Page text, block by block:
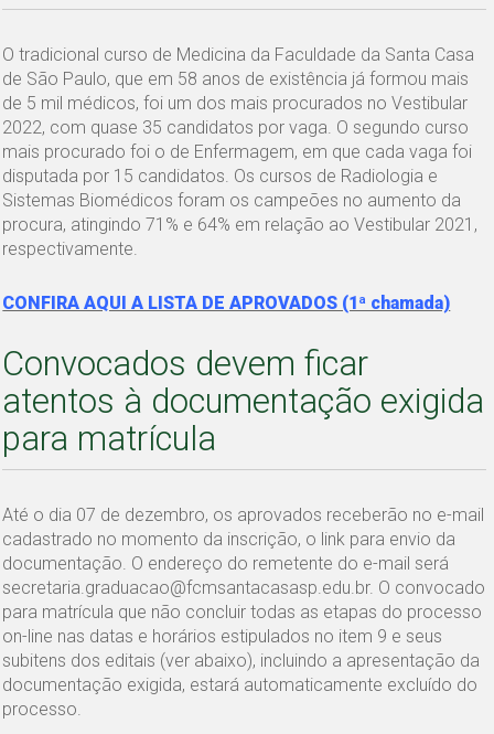
O tradicional curso de Medicina da Faculdade da Santa Casa
de São Paulo, que em 58 anos de existência já formou mais
de 5 mil médicos, foi um dos mais procurados no Vestibular
2022, com quase 35 candidatos por vaga. O segundo curso
mais procurado foi o de Enfermagem, em que cada vaga foi
disputada por 15 candidatos. Os cursos de Radiologia e
Sistemas Biomédicos foram os campeões no aumento da
procura, atingindo 71% e 64% em relação ao Vestibular 2021,
respectivamente.
CONFIRA AQUI A LISTA DE APROVADOS (1ª chamada)
Convocados devem ficar
atentos à documentação exigida
para matrícula
Até o dia 07 de dezembro, os aprovados receberão no e-mail
cadastrado no momento da inscrição, o link para envio da
documentação. O endereço do remetente do e-mail será
secretaria.graduacao@fcmsantacasasp.edu.br. O convocado
para matrícula que não concluir todas as etapas do processo
on-line nas datas e horários estipulados no item 9 e seus
subitens dos editais (ver abaixo), incluindo a apresentação da
documentação exigida, estará automaticamente excluído do
processo.